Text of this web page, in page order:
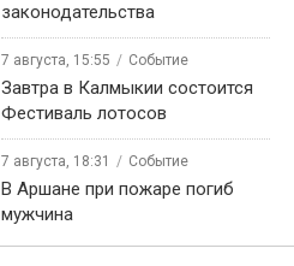
законодательства
7 августа, 15:55 Событие
Завтра в Калмыкии состоится
Фестиваль лотосов
7 августа, 18:31 Событие
В Аршане при пожаре погиб
мужчина